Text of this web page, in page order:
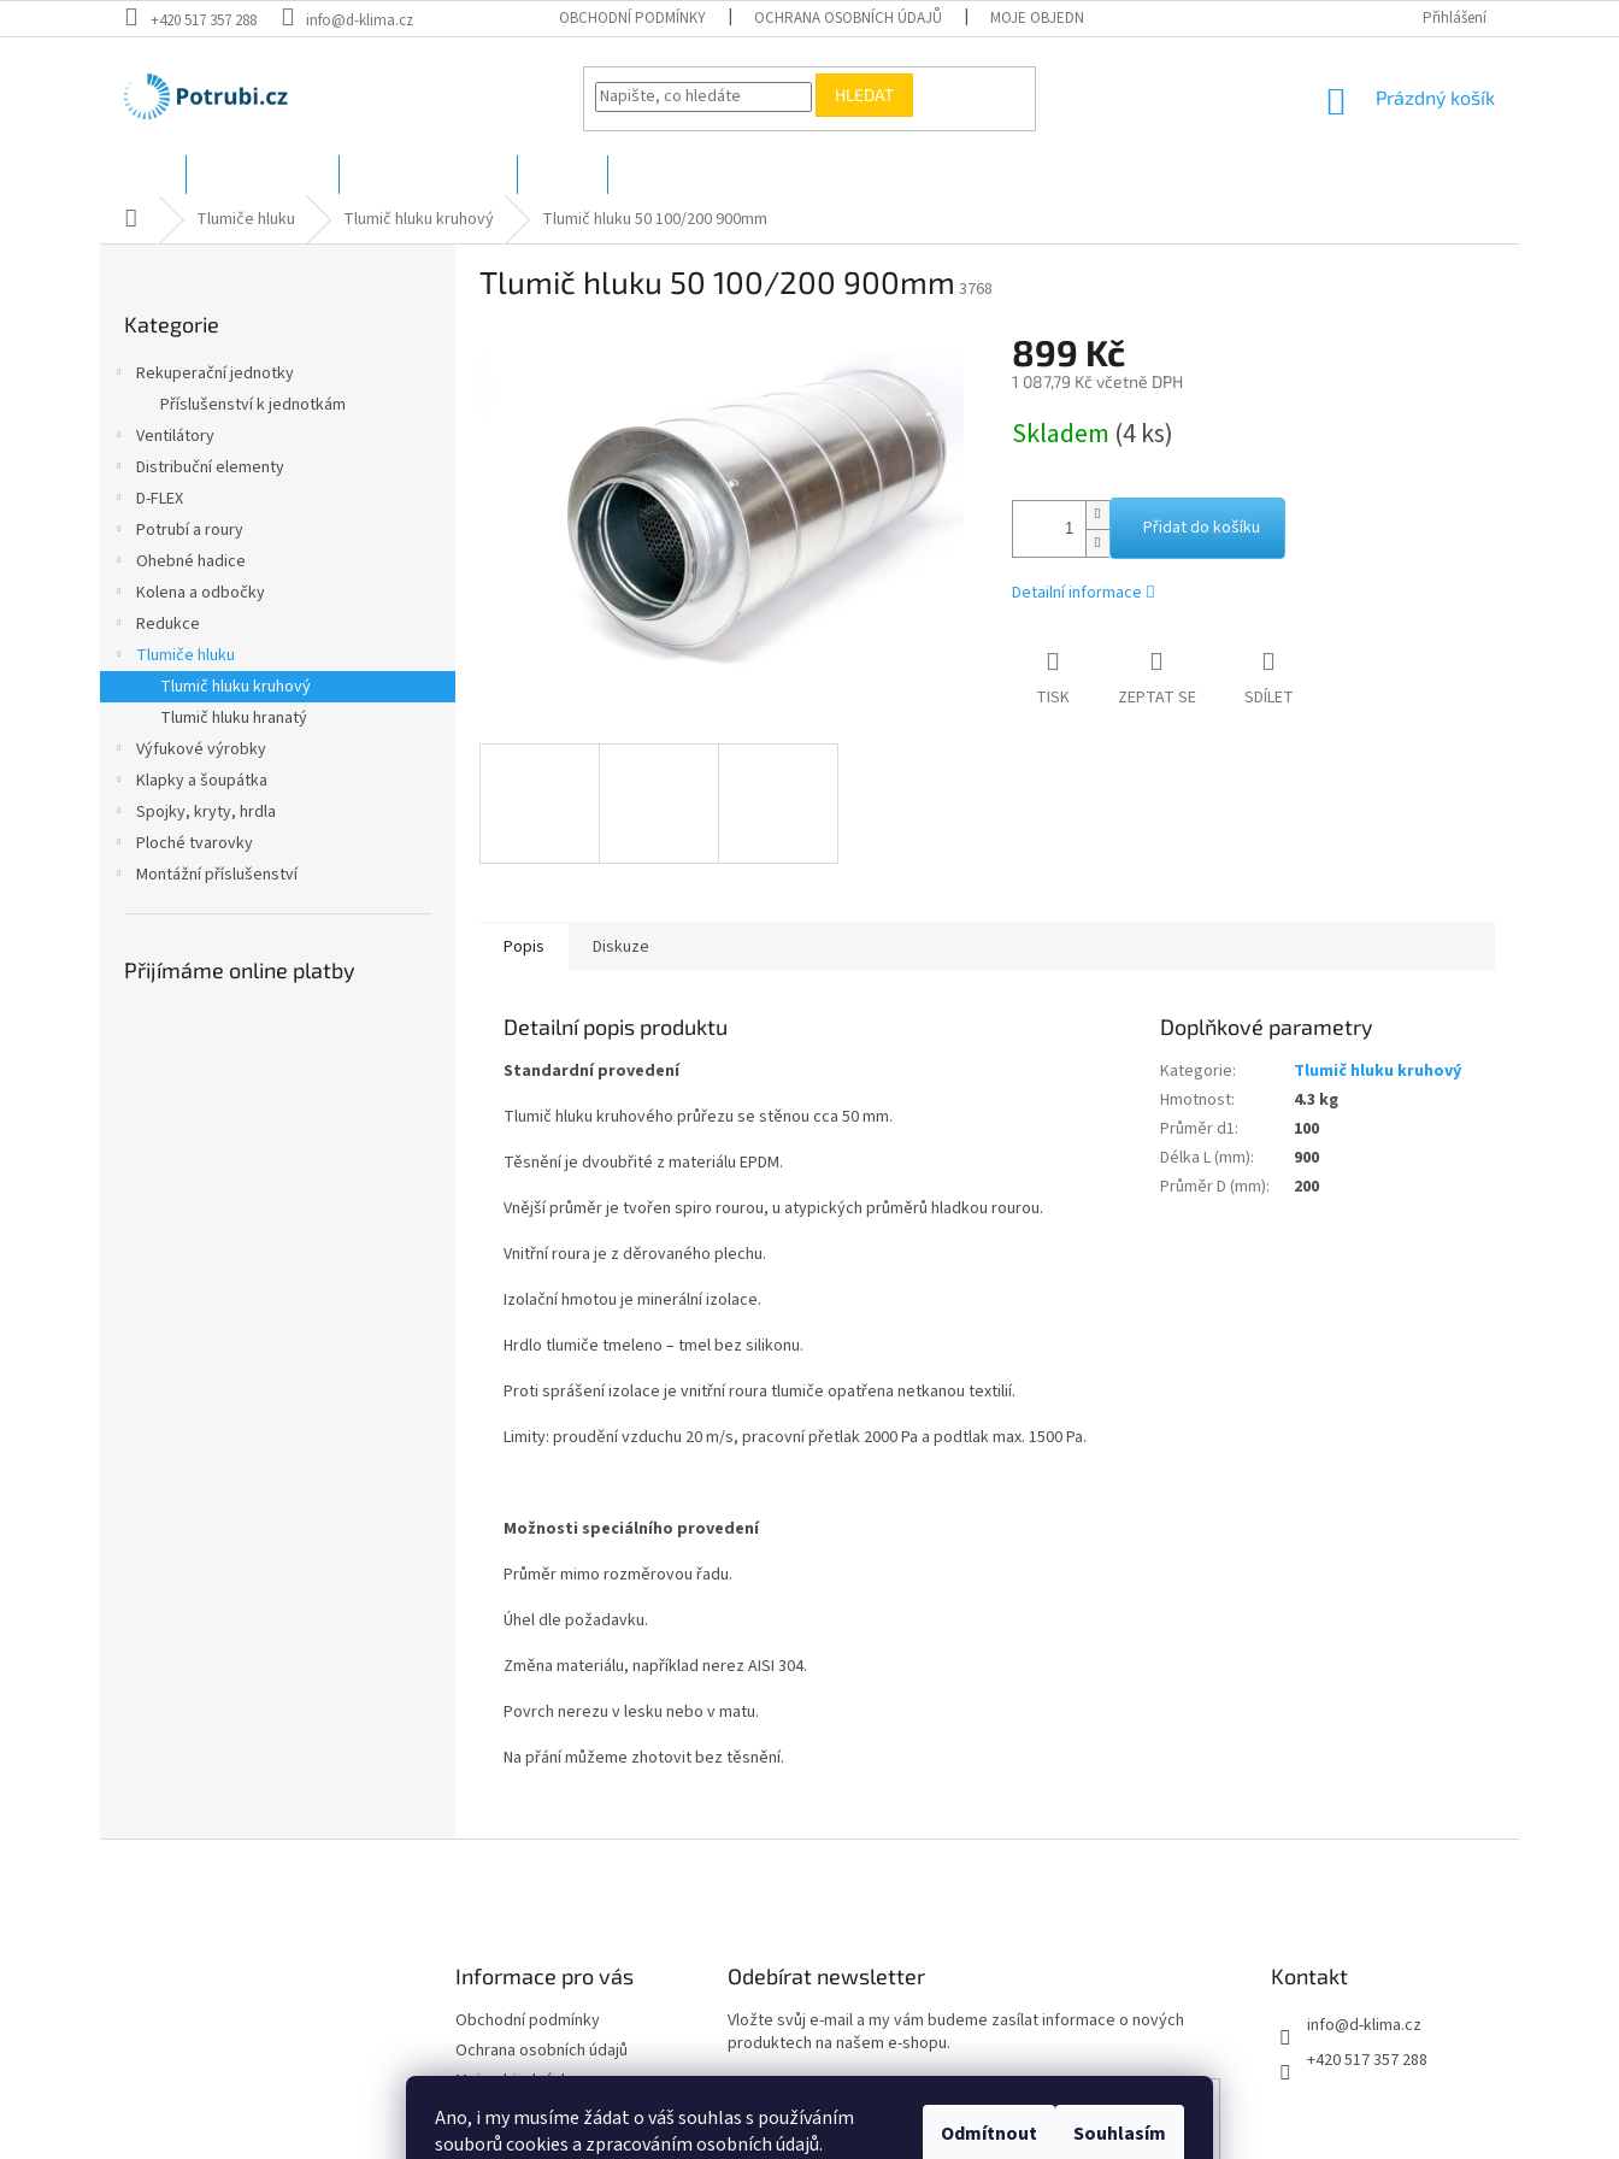
Ano, i my musíme žádat o váš souhlas s používáním
souborů cookies a zpracováním osobních údajů.
Odmítnout Souhlasím
na
+420 517 357 288 info@d-klima.cz OBCHODNÍ PODMÍNKY OCHRANA OSOBNÍCH ÚDAJŮ MOJE OBJEDNÁVKA Přihlášení
HLEDAT
NÁKUPNÍ
Prázdný košík
Domů Tlumiče hluku Tlumič hluku kruhový Tlumič hluku 50 100/200 900mm
kategorie
Kategorie
Rekuperační jednotky
Příslušenství k jednotkám
Ventilátory
Distribuční elementy
D-FLEX
Potrubí a roury
Ohebné hadice
Kolena a odbočky
Redukce
Tlumiče hluku
Tlumič hluku kruhový
Tlumič hluku hranatý
Výfukové výrobky
Klapky a šoupátka
Spojky, kryty, hrdla
Ploché tvarovky
Montážní příslušenství
Přijímáme online platby
Tlumič hluku 50 100/200 900mm 3768
899 Kč
1 087,79 Kč včetně DPH
cena:
Skladem (4 ks)
Přidat do košíku
Detailní informace
TISK ZEPTAT SE SDÍLET
Popis Diskuze
Detailní popis produktu
Standardní provedení
Tlumič hluku kruhového průřezu se stěnou cca 50 mm.
Těsnění je dvoubřité z materiálu EPDM.
Vnější průměr je tvořen spiro rourou, u atypických průměrů hladkou rourou.
Vnitřní roura je z děrovaného plechu.
Izolační hmotou je minerální izolace.
Hrdlo tlumiče tmeleno – tmel bez silikonu.
Proti sprášení izolace je vnitřní roura tlumiče opatřena netkanou textilií.
Limity: proudění vzduchu 20 m/s, pracovní přetlak 2000 Pa a podtlak max. 1500 Pa.
Možnosti speciálního provedení
Průměr mimo rozměrovou řadu.
Úhel dle požadavku.
Změna materiálu, například nerez AISI 304.
Povrch nerezu v lesku nebo v matu.
Na přání můžeme zhotovit bez těsnění.
Doplňkové parametry
Kategorie:
Tlumič hluku kruhový
Hmotnost:
4.3 kg
Průměr d1:
100
Délka L (mm):
900
Průměr D (mm): 200
Informace pro vás
Obchodní podmínky
Ochrana osobních údajů
Moje objednávka
Odebírat newsletter
Vložte svůj e-mail a my vám budeme zasílat informace o nových
produktech na našem e-shopu.
Vložením e-mailu souhlasíte s
Kontakt
info@d-klima.cz
+420 517 357 288